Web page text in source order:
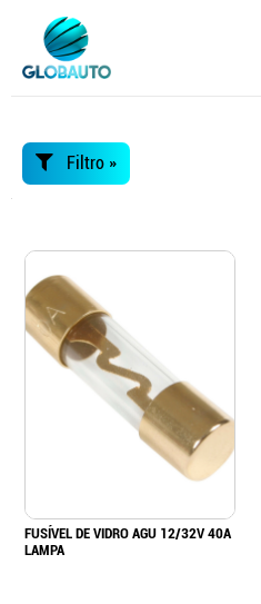
Filtro »
FUSÍVEL DE VIDRO AGU 12/32V 40A
LAMPA